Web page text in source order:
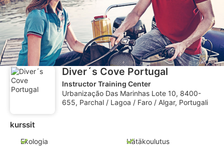
Diver´s Cove Portugal
Instructor Training Center
Urbanização Das Marinhas Lote 10, 8400-
655, Parchal / Lagoa / Faro / Algar, Portugali
kurssit
Ekologia Hätäkoulutus